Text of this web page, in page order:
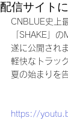
配信サイト
CNBLUE史上
「SHAKE」
遂に公開され
軽快なトラッ
夏の始まりを
https://